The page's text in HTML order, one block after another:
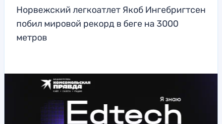
Норвежский легкоатлет Якоб Ингебригтсен
побил мировой рекорд в беге на 3000
метров